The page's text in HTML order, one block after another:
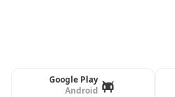
Google Play
Android